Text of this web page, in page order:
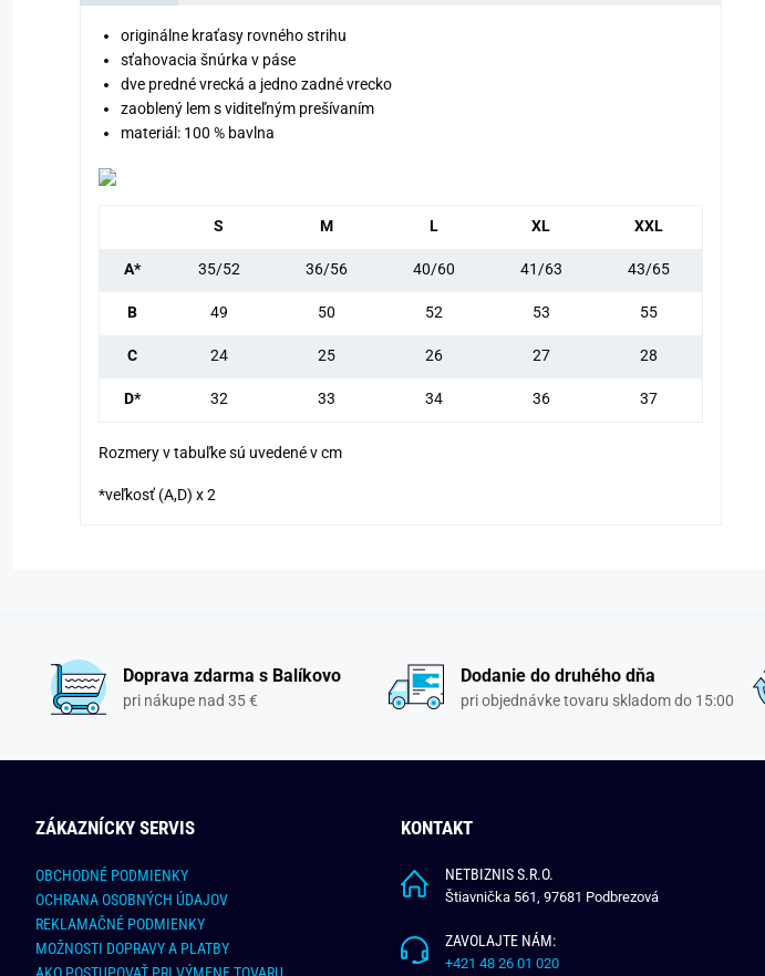
originálne kraťasy rovného strihu
sťahovacia šnúrka v páse
dve predné vrecká a jedno zadné vrecko
zaoblený lem s viditeľným prešívaním
materiál: 100 % bavlna
S M L XL XXL
A* 35/52 36/56 40/60 41/63 43/65
B 49 50 52 53 55
C 24 25 26 27 28
D* 32 33 34 36 37
Rozmery v tabuľke sú uvedené v cm
*veľkosť (A,D) x 2
Doprava zdarma s Balíkovo
pri nákupe nad 35 €
Dodanie do druhého dňa
pri objednávke tovaru skladom do 15:00
ZÁKAZNÍCKY SERVIS
OBCHODNÉ PODMIENKY
OCHRANA OSOBNÝCH ÚDAJOV
REKLAMAČNÉ PODMIENKY
MOŽNOSTI DOPRAVY A PLATBY
KONTAKT
NETBIZNIS S.R.O.
Štiavnička 561, 97681 Podbrezová
ZAVOLAJTE NÁM:
+421 48 26 01 020